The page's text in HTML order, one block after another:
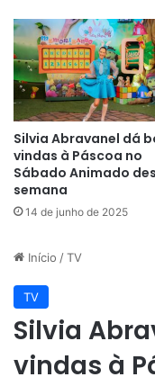
Silvia Abravanel dá
vindas à Páscoa no
Sábado Animado
semana
14 de junho de 2025
Início /TV
TV
Silvia
vindas à